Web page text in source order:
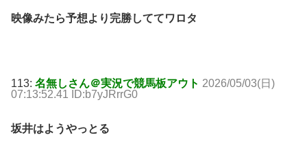
映像みたら予想より完勝しててワロタ
113: 名無しさん＠実況で競馬板アウト 2026/05/03(日)
07:13:52.41 ID:b7yJRrrG0
坂井はようやっとる